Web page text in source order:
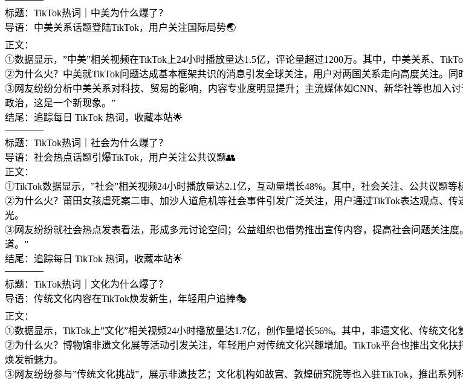
标题：TikTok热词｜中美为什么爆了？
导语：中美关系话题登陆TikTok，用户关注国际局势🌏
正文：
①数据显示，”中美”相关视频在TikTok上24小时播放量达1.5亿，评论量超过1200万。其中，中美关系、
②为什么火？中美就TikTok问题达成基本框架共识的消息引发全球关注，用户对两国关系走向高度关注。
③网友纷纷分析中美关系对科技、贸易的影响，内容专业度明显提升；主流媒体如CNN、新华社等也加入
政治，这是一个新现象。”
结尾：追踪每日 TikTok 热词，收藏本站🌟
————
标题：TikTok热词｜社会为什么爆了？
导语：社会热点话题引爆TikTok，用户关注公共议题👥
正文：
①TikTok数据显示，”社会”相关视频24小时播放量达2.1亿，互动量增长48%。其中，社会关注、公共议题
②为什么火？莆田女孩虐死案二审、加沙人道危机等社会事件引发广泛关注，用户通过TikTok表达观点、
光。
③网友纷纷就社会热点发表看法，形成多元讨论空间；公益组织也借势推出宣传内容，提高社会问题关注
道。”
结尾：追踪每日 TikTok 热词，收藏本站🌟
————
标题：TikTok热词｜文化为什么爆了？
导语：传统文化内容在TikTok焕发新生，年轻用户追捧🎭
正文：
①数据显示，TikTok上”文化”相关视频24小时播放量达1.7亿，创作量增长56%。其中，非遗文化、传统文化
②为什么火？博物馆非遗文化展等活动引发关注，年轻用户对传统文化兴趣增加。TikTok平台也推出文化
焕发新魅力。
③网友纷纷参与”传统文化挑战”，展示非遗技艺；文化机构如故宫、敦煌研究院等也入驻TikTok，推出系